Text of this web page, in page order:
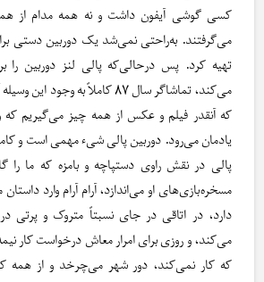
کسی گوشی آیفون داشت و نه همه مدام از
می‌گرفتند. به‌راحتی نمی‌شد یک دوربین دستی
تهیه کرد. پس درحالی‌که پالی لنز دوربین
می‌کند، تماشاگر سال ۸۷ کاملاً به
که آنقدر فیلم و عکس از همه چیز می‌گیریم که
یادمان می‌رود. دوربین پالی شیء مهمی است و
پالی در نقش راوی دستپاچه و بامزه که ما را
دارد، در اتاقی در جای نسبتاً متروک و پرتی
می‌کند، و روزی برای امرار معاش درخواست کار
که کار نمی‌کند، دور شهر می‌چرخد و از